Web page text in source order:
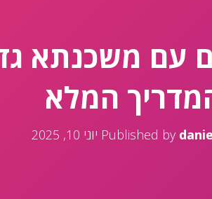
עם משכנתא
המלא
Published by יוני 10, 2025